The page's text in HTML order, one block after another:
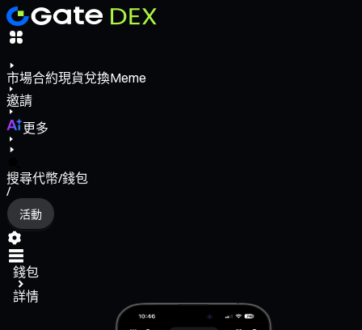
市場合約現貨兌換Meme
邀請
更多
搜尋代幣/錢包
/
活動
錢包
詳情